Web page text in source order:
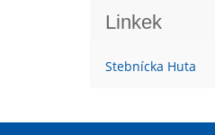
Linkek
Stebnícka Huta